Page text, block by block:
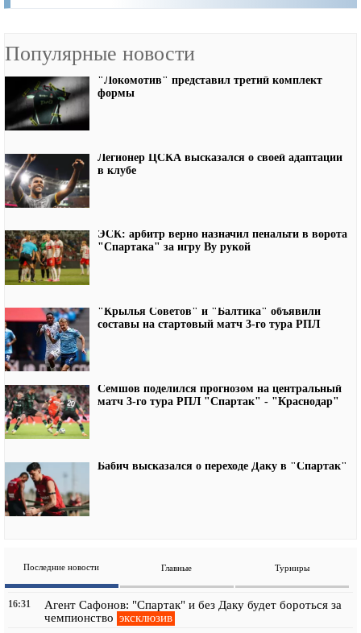
Популярные новости
"Локомотив" представил третий комплект
формы
Легионер ЦСКА высказался о своей адаптации
в клубе
ЭСК: арбитр верно назначил пенальти в ворота
"Спартака" за игру Ву рукой
"Крылья Советов" и "Балтика" объявили
составы на стартовый матч 3-го тура РПЛ
Семшов поделился прогнозом на центральный
матч 3-го тура РПЛ "Спартак" - "Краснодар"
Бабич высказался о переходе Даку в "Спартак"
Последние новости Главные Турниры
16:31
Агент Сафонов: "Спартак" и без Даку будет бороться за
чемпионство эксклюзив